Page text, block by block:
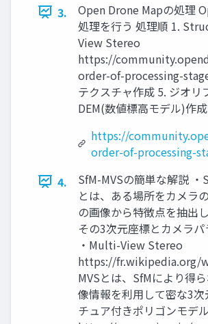
3.
Open Drone Mapの処理
処理を行う 処理順 1.
View Stereo
https://
order-of-processing-
テクスチャ作成 5. ジオ
DEM(数値標高モデル)作
https://
order-of-processing-
4.
SfM-MVSの簡単な解説
とは、ある場所をカメラ
の画像から特徴点を抽出
その3次元座標とカメラ
・Multi-View Stereo
https://
MVSとは、SfMにより得
像情報を利用して密な3
チュア付きポリゴンモデ